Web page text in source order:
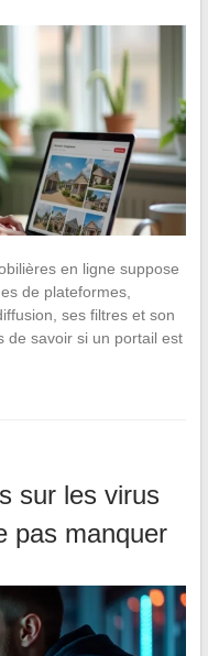
en ligne suppose
de plateformes,
ses filtres et son
de savoir si un portail est
sur les virus
pas manquer